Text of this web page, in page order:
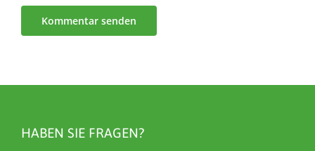
HABEN SIE FRAGEN?